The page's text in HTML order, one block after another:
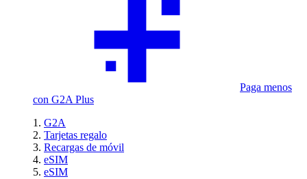
Paga menos
con G2A Plus
G2A
Tarjetas regalo
Recargas de móvil
eSIM
eSIM